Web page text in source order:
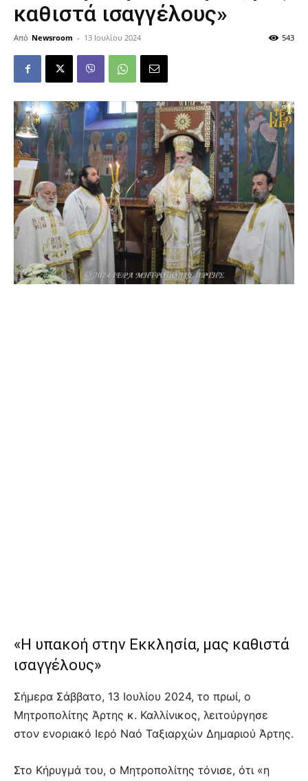
καθιστά ισαγγέλους»
Από Newsroom - 13 Ιουλίου 2024 543
«Η υπακοή στην Εκκλησία, μας καθιστά
ισαγγέλους»
Σήμερα Σάββατο, 13 Ιουλίου 2024, το πρωί, ο
Μητροπολίτης Άρτης κ. Καλλίνικος, λειτούργησε
στον ενοριακό Ιερό Ναό Ταξιαρχών Δημαριού Άρτης.
Στο Κήρυγμά του, ο Μητροπολίτης τόνισε, ότι «η